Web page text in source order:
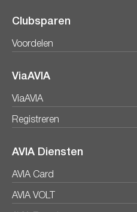
Clubsparen
Voordelen
ViaAVIA
ViaAVIA
Registreren
AVIA Diensten
AVIA Card
AVIA VOLT